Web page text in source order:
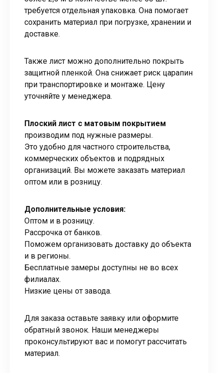
требуется отдельная упаковка. Она помогает
сохранить материал при погрузке, хранении и
доставке.
Также лист можно дополнительно покрыть
защитной пленкой. Она снижает риск царапин
при транспортировке и монтаже. Цену
уточняйте у менеджера.
Плоский лист с матовым покрытием
производим под нужные размеры.
Это удобно для частного строительства,
коммерческих объектов и подрядных
организаций. Вы можете заказать материал
оптом или в розницу.
Дополнительные условия:
Оптом и в розницу.
Рассрочка от банков.
Поможем организовать доставку до объекта
и в регионы.
Бесплатные замеры доступны не во всех
филиалах.
Низкие цены от завода.
Для заказа оставьте заявку или оформите
обратный звонок. Наши менеджеры
проконсультируют вас и помогут рассчитать
материал.